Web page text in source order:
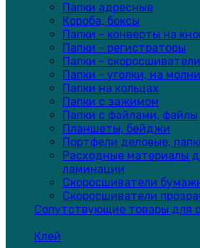
Папки адресные
Короба, боксы
Папки - конверты на
Папки - регистраторы
Папки - скоросшиватели
Папки - уголки, на
Папки на кольцах
Папки с зажимом
Папки с файлами, файлы
Планшеты, бейджи
Портфели деловые,
Расходные материалы
ламинации
Скоросшиватели
Скоросшиватели
Сопутствующие товары для
Клей